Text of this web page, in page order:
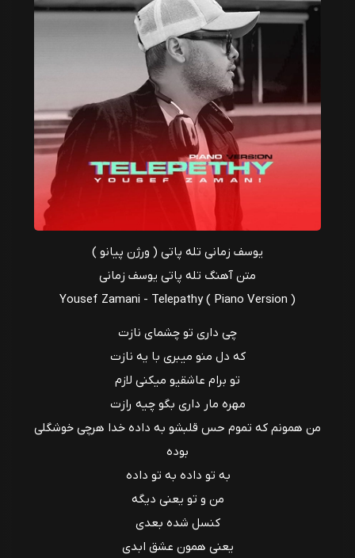
یوسف زمانی تله پاتی ( ورژن پیانو )
متن آهنگ تله پاتی یوسف زمانی
Yousef Zamani - Telepathy ( Piano Version )
چی داری تو چشمای نازت
که دل منو میبری با یه نازت
تو برام عاشقیو میکنی لازم
مهره مار داری بگو چیه رازت
من همونم که تموم حس قلبشو به داده خدا هرچی خوشگلی
بوده
به تو داده به تو داده
من و تو یعنی دیگه
کنسل شده بعدی
یعنی همون عشق ابدی